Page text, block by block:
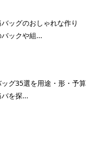
ッグのおしゃれな作り
ックや組...
グ35選を用途・形・予算
を探...